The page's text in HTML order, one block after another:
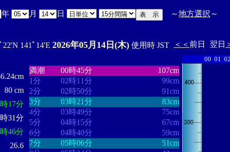
年 月 日 ～地方選択 ～
22'N 141ﾟ14'E 2026年05月14日(木) 使用時 JST ＜＜ 前日 翌日
80 cm
17分
31分
46分
26.6
満潮
00時45分
107cm
1分
02時11分
99cm
2分
02時50分
91cm
3分
03時21分
83cm
4分
03時49分
75cm
5分
04時15分
67cm
6分
04時40分
59cm
7分
05時06分
51cm
00 01 02